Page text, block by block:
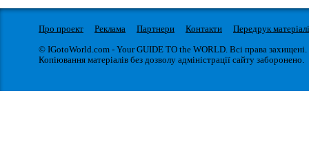
Про проект Реклама Партнери Контакти
Передрук
© IGotoWorld.com - Your GUIDE TO the WORLD. Всі права захищені.
Копіювання матеріалів без дозволу адміністрації сайту заборонено.